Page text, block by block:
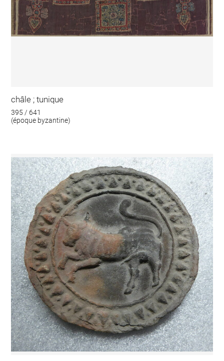
châle ; tunique
395 / 641
(époque byzantine)